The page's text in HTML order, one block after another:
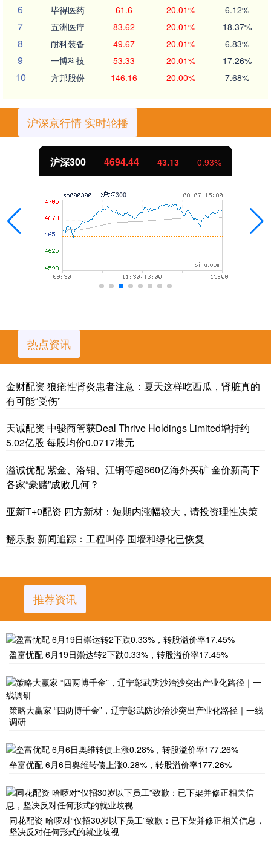
6 毕得医药 61.6 20.01% 6.12%
7 五洲医疗 83.62 20.01% 18.37%
8 耐科装备 49.67 20.01% 6.83%
9 一博科技 53.33 20.01% 17.26%
10 方邦股份 146.16 20.00% 7.68%
沪深京行情 实时轮播
沪深300 4694.44 43.13 0.93%
热点资讯
金财配资 狼疮性肾炎患者注意：夏天这样吃西瓜，肾脏真的
有可能“受伤”
天诚配资 中骏商管获Deal Thrive Holdings Limited增持约
5.02亿股 每股均价0.0717港元
溢诚优配 紫金、洛钼、江铜等超660亿海外买矿 金价新高下
各家“豪赌”成败几何？
亚新T+0配资 四方新材：短期内涨幅较大，请投资理性决策
翻乐股 新闻追踪：工程叫停 围墙和绿化已恢复
推荐资讯
盈富忧配 6月19日崇达转2下跌0.33%，转股溢价率17.45%
策略大赢家 “四两博千金”，辽宁彰武防沙治沙突出产业化路径｜一线
调研
垒富优配 6月6日奥维转债上涨0.28%，转股溢价率177.26%
同花配资 哈啰对“仅招30岁以下员工”致歉：已下架并修正相关信息，
坚决反对任何形式的就业歧视